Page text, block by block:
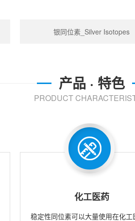
银同位素_Silver Isotopes
产品 · 特色
PRODUCT
化工医药
稳定性同位素可以大量使用在化工